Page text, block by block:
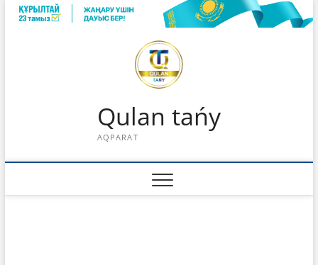
Skip
Qulan tańy
AQPARAT